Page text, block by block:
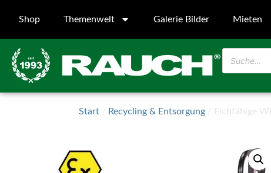
Shop Themenwelt Galerie Bilder Mieten
Start / Recycling & Entsorgung / Eichfähige